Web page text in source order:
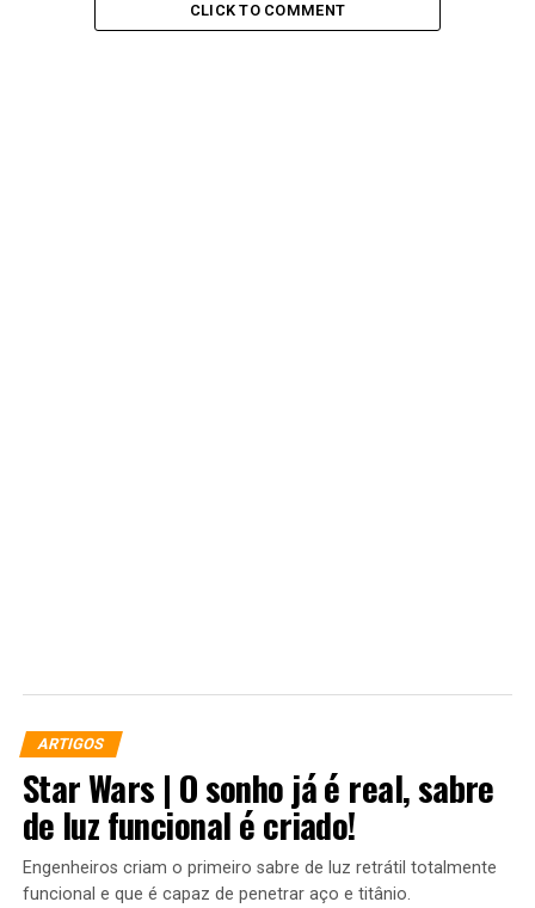
CLICK TO COMMENT
ARTIGOS
Star Wars | O sonho já é real, sabre
de luz funcional é criado!
Engenheiros criam o primeiro sabre de luz retrátil totalmente
funcional e que é capaz de penetrar aço e titânio.